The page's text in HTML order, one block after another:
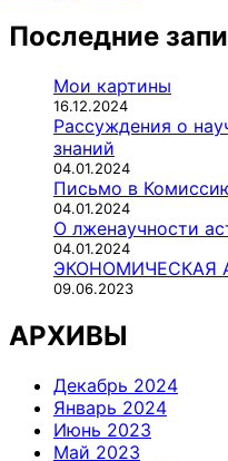
Последние
Мои картины
16.12.2024
Рассуждения о
знаний
04.01.2024
Письмо в
04.01.2024
О лженаучности
04.01.2024
ЭКОНОМИЧЕСКАЯ
09.06.2023
АРХИВЫ
Декабрь 2024
Январь 2024
Июнь 2023
Май 2023